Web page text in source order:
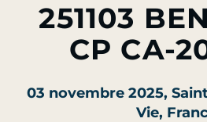
251103
CP CA-
03 novembre 2025,
Vie,